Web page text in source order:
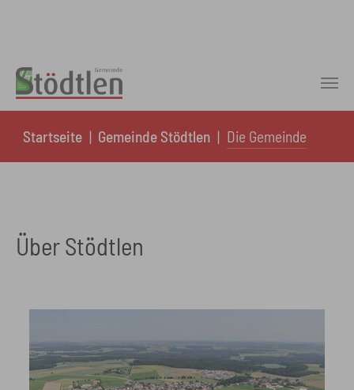
Startseite Gemeinde Stödtlen Die Gemeinde
Über Stödtlen